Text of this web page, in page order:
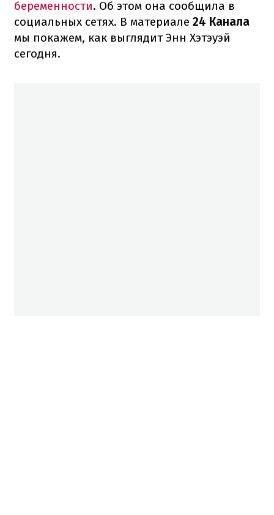
беременности. Об этом она сообщила в
социальных сетях. В материале 24 Канала
мы покажем, как выглядит Энн Хэтэуэй
сегодня.